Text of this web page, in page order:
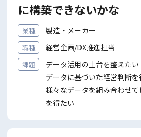
に構築できないかな
業種 製造・メーカー
職種 経営企画/DX推進担当
課題
データ活用の土台を整えたい
データに基づいた経営判断を
様々なデータを組み合わせ
を得たい